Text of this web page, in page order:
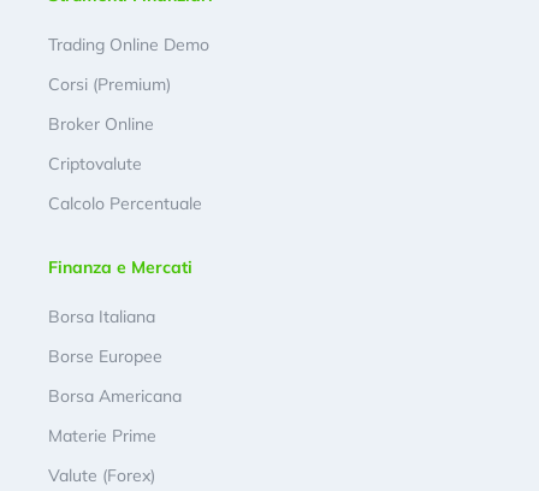
Trading Online Demo
Corsi (Premium)
Broker Online
Criptovalute
Calcolo Percentuale
Finanza e Mercati
Borsa Italiana
Borse Europee
Borsa Americana
Materie Prime
Valute (Forex)